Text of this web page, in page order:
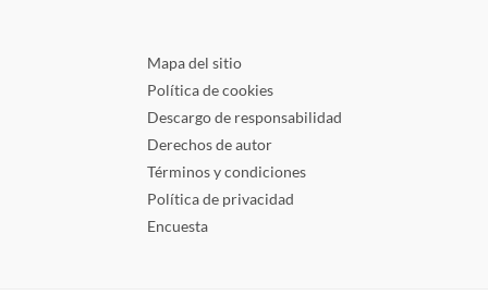
Mapa del sitio
Política de cookies
Descargo de responsabilidad
Derechos de autor
Términos y condiciones
Política de privacidad
Encuesta